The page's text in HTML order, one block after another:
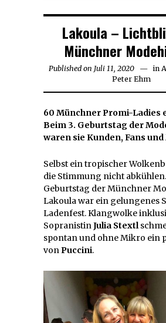
Lakoula –
Münchner
Published on Juli 11, 2020 Juli
11,
2020
in
Peter Ehm
60 Münchner Promi-Ladies
Beim 3. Geburtstag der
waren sie Kunden, Fans und
Selbst ein tropischer
die Stimmung nicht
Geburtstag der Münchner
Lakoula war ein gelungenes
Ladenfest. Klangwolke
SopranistinJulia Stextl
spontan und ohne Mikro ein
vonPuccini.